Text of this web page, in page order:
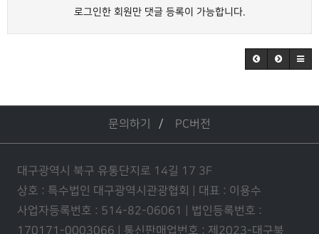
로그인한 회원만 댓글 등록이 가능합니다.
문의하기 PC버전
대구광역시 북구 유통단지로 14길 17 3F
상호 : 특수법인 대구광역시관광협회 | 대표 : 이용수
사업자등록번호 : 514-82-06061 | 법인등록번호 :
170171-0003066 | 통신판매업번호 : 제2023-대구북